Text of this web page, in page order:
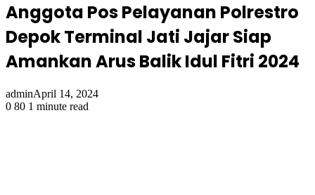
Anggota Pos Pelayanan Polrestro
Depok Terminal Jati Jajar Siap
Amankan Arus Balik Idul Fitri 2024
adminApril 14, 2024
0 80 1 minute read